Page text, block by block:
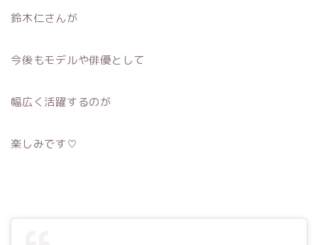
鈴木仁さんが
今後もモデルや俳優として
幅広く活躍するのが
楽しみです♡